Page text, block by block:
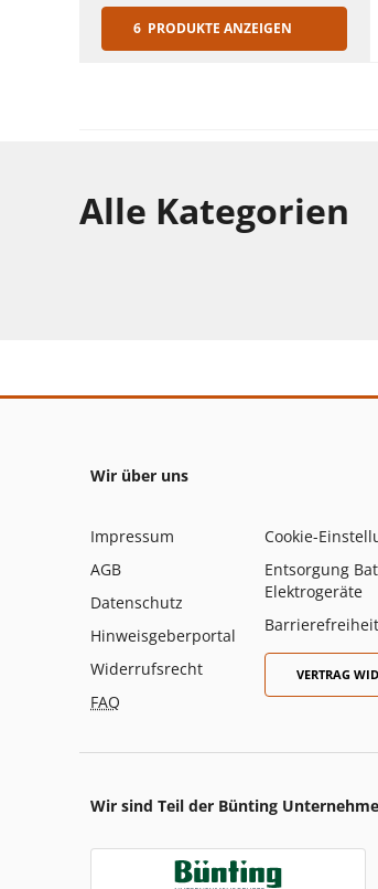
6 PRODUKTE ANZEIGEN
Alle Kategorien
Wir über uns
Impressum
AGB
Datenschutz
Hinweisgeberportal
Widerrufsrecht
FAQ
Cookie-
Entsorgung
Elektrogeräte
VERTRAG
Wir sind Teil der Bünting